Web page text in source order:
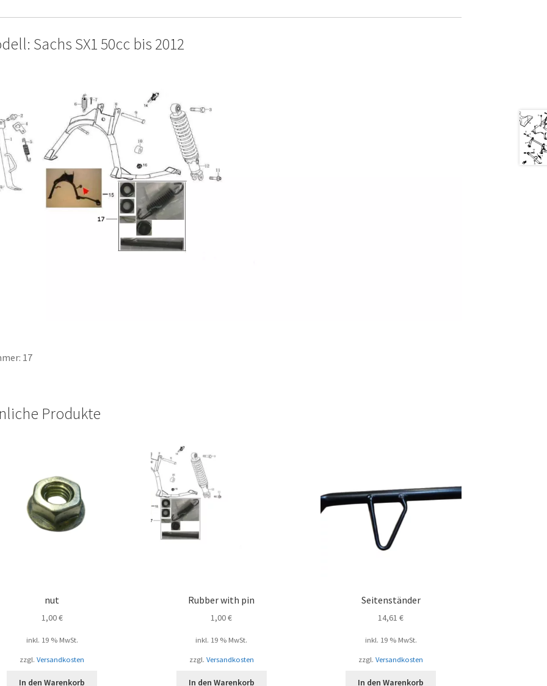
Sachs SX1 50cc bis 2012
17
Produkte
nut
1,00€
inkl. 19 % MwSt.
zzgl.Versandkosten
In den Warenkorb
Rubber with pin
1,00€
inkl. 19 % MwSt.
zzgl. Versandkosten
In den Warenkorb
Seitenständer
14,61€
inkl. 19 % MwSt.
zzgl.Versandkosten
In den Warenkorb